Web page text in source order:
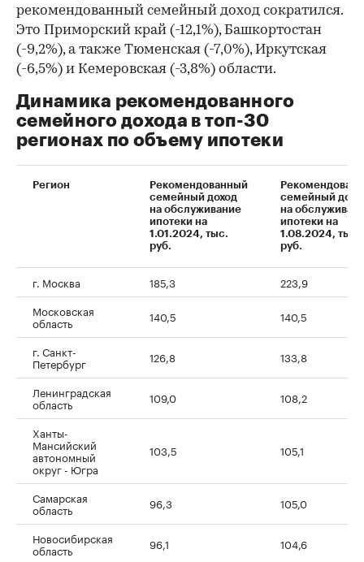
рекомендованный семейный доход сократился.
Это Приморский край (-12,1%), Башкортостан
(-9,2%), а также Тюменская (-7,0%), Иркутская
(-6,5%) и Кемеровская (-3,8%) области.
Динамика рекомендованного
семейного дохода в топ-30
регионах по объему ипотеки
Регион
Рекомендованный
семейный доход
на обслуживание
ипотеки на
1.01.2024, тыс.
руб.
семейный
на
ипотеки на
1.08.2024, тыс.
руб.
г. Москва 185,3
223,9
Московская
область 140,5 140,5
г. Санкт-
Петербург 126,8 133,8
Ленинградская
область 109,0 108,2
Ханты-
Мансийский
автономный
округ - Югра
103,5 105,1
Самарская
область 96,3 105,0
Новосибирская
область 96,1 104,6